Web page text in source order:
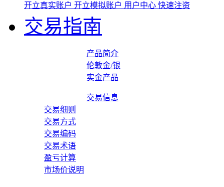
开立真实账户 开立模拟账户 用户中心 快速注资
交易指南
产品简介
伦敦金/银
实金产品
交易信息
交易细则
交易方式
交易编码
交易术语
盈亏计算
市场价说明